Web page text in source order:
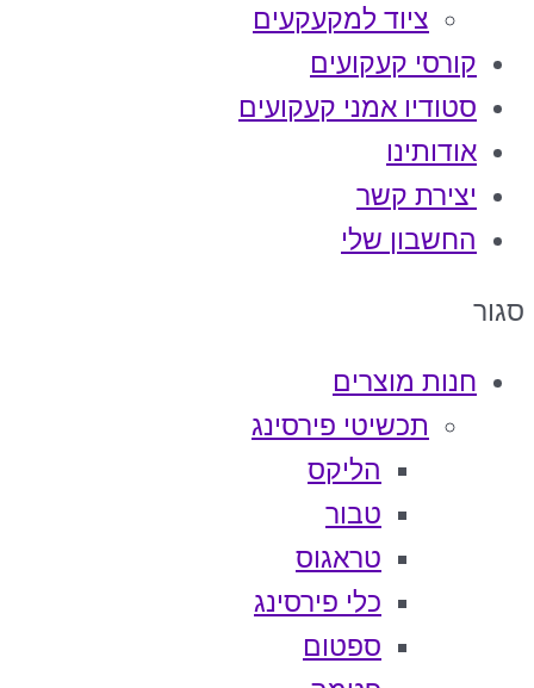
ציוד למקעקעים
קורסי קעקועים
סטודיו אמני קעקועים
אודותינו
יצירת קשר
החשבון שלי
סגור
חנות מוצרים
תכשיטי פירסינג
הליקס
טבור
טראגוס
כלי פירסינג
ספטום